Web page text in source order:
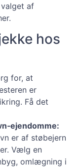
af
hos
for, at
er
Få det
er af støbejern
Vælg en
omlægning i